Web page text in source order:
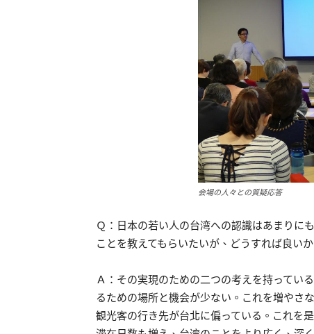
会場の人々との質疑応答
Ｑ：日本の若い人の台湾への認識はあまりに
ことを教えてもらいたいが、どうすれば良いか
Ａ：その実現のための二つの考えを持ってい
るための場所と機会が少ない。これを増やさ
観光客の行き先が台北に偏っている。これを